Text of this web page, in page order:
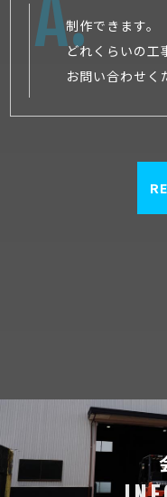
制作できます。
どれくらいの工
お問い合わせく